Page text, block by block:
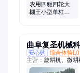
农用四驱四轮大
棚王小型单杠小
曲阜复圣机械
安心购
综合体验L0
主营： 旋耕机、微
机、履带拖拉机、